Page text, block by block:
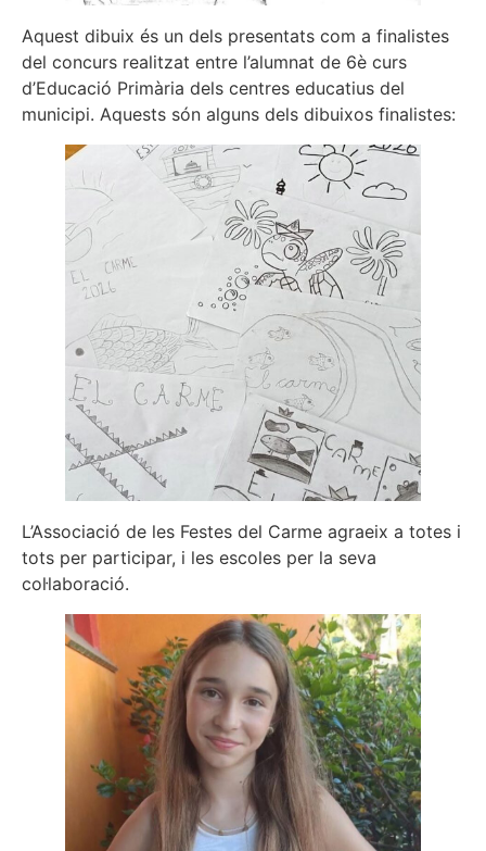
Aquest dibuix és un dels presentats com a finalistes
del concurs realitzat entre l’alumnat de 6è curs
d’Educació Primària dels centres educatius del
municipi. Aquests són alguns dels dibuixos finalistes:
L’Associació de les Festes del Carme agraeix a totes i
tots per participar, i les escoles per la seva
col·laboració.